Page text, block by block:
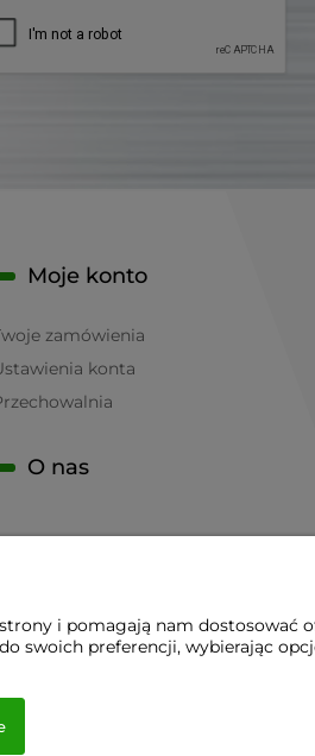
Moje konto
zamówienia
konta
O nas
- Serwis Sprzętu
i pomagają nam dostosować
swoich preferencji, wybierając